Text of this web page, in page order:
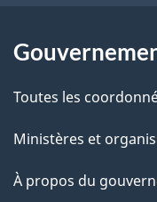
e
l
a
p
Toutes les
Ministères et
À propos du